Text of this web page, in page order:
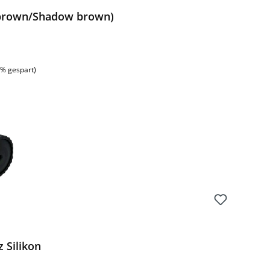
Shadow brown)
gespart)
Silikon